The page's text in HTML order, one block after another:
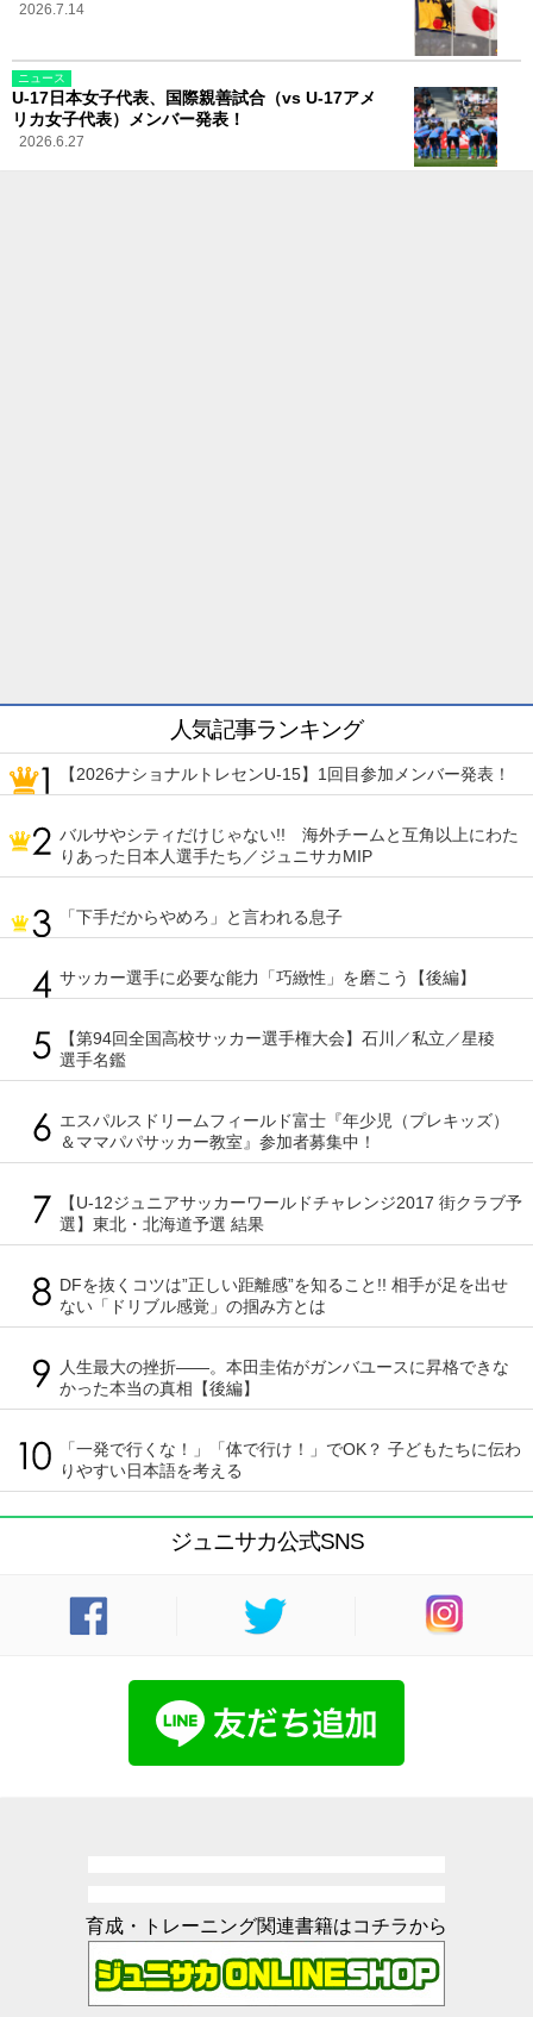
2026.7.14
ニュース
U-17日本女子代表、国際親善試合（vs U-17アメ
リカ女子代表）メンバー発表！
2026.6.27
人気記事ランキング
【2026ナショナルトレセンU-15】1回目参加メンバー発表！
バルサやシティだけじゃない!! 海外チームと互角以上にわた
りあった日本人選手たち／ジュニサカMIP
「下手だからやめろ」と言われる息子
サッカー選手に必要な能力「巧緻性」を磨こう【後編】
【第94回全国高校サッカー選手権大会】石川／私立／星稜
選手名鑑
エスパルスドリームフィールド富士『年少児（プレキッズ）
＆ママパパサッカー教室』参加者募集中！
【U-12ジュニアサッカーワールドチャレンジ2017 街クラブ予
選】東北・北海道予選 結果
DFを抜くコツは”正しい距離感”を知ること!! 相手が足を出せ
ない「ドリブル感覚」の掴み方とは
人生最大の挫折――。本田圭佑がガンバユースに昇格できな
かった本当の真相【後編】
「一発で行くな！」「体で行け！」でOK？ 子どもたちに伝わ
りやすい日本語を考える
ジュニサカ公式SNS
育成・トレーニング関連書籍はコチラから